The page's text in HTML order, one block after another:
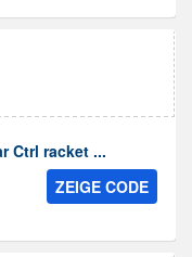
Ctrl racket ...
ZEIGE CODE